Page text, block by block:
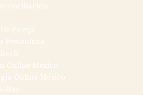
Pareja
Femeninos
Online México
Online México